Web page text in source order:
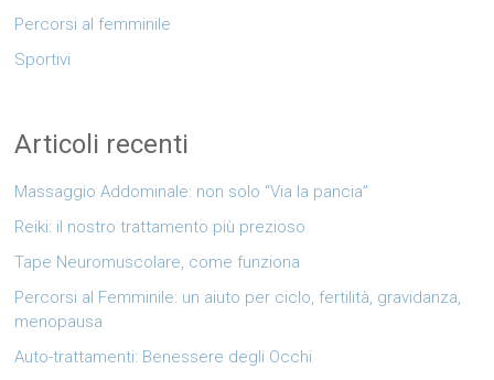
Percorsi al femminile
Sportivi
Articoli recenti
Massaggio Addominale: non solo “Via la pancia”
Reiki: il nostro trattamento più prezioso
Tape Neuromuscolare, come funziona
Percorsi al Femminile: un aiuto per ciclo, fertilità, gravidanza,
menopausa
Auto-trattamenti: Benessere degli Occhi